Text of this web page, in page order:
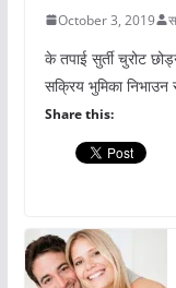
October 3, 2019
के तपाई सुर्ती चुरोट
सक्रिय भुमिका निभाउन
Share this: